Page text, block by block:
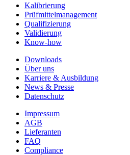
Kalibrierung
Prüfmittelmanagement
Qualifizierung
Validierung
Know-how
Downloads
Über uns
Karriere & Ausbildung
News & Presse
Datenschutz
Impressum
AGB
Lieferanten
FAQ
Compliance